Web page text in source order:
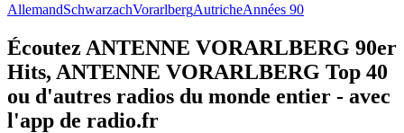
AllemandSchwarzachVorarlbergAutricheAnnées 90
Écoutez ANTENNE VORARLBERG 90er
Hits, ANTENNE VORARLBERG Top 40
ou d'autres radios du monde entier - avec
l'app de radio.fr